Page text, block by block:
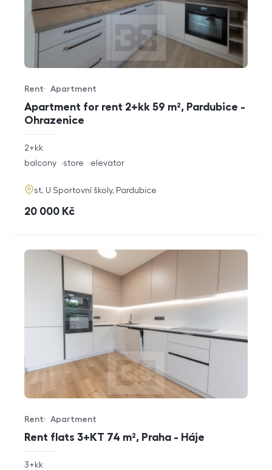
Apartment for rent 2+kk 59 m², Pardubice -
Ohrazenice
Offer type
Rent
Property type
Apartment
rozměry
disposition
2+kk
funkce
balcony store elevator
adresa
st. U Sportovní školy, Pardubice
cena
20 000 Kč
Rent flats 3+KT 74 m², Praha - Háje
Offer type
Rent
Property type
Apartment
rozměry
3+kk